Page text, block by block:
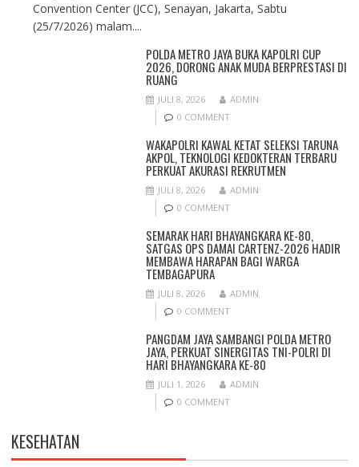
Convention Center (JCC), Senayan, Jakarta, Sabtu
(25/7/2026) malam....
POLDA METRO JAYA BUKA KAPOLRI CUP
2026, DORONG ANAK MUDA BERPRESTASI DI
RUANG
JULI 8, 2026
ADMIN
0 COMMENT
WAKAPOLRI KAWAL KETAT SELEKSI TARUNA
AKPOL, TEKNOLOGI KEDOKTERAN TERBARU
PERKUAT AKURASI REKRUTMEN
JULI 8, 2026
ADMIN
0 COMMENT
SEMARAK HARI BHAYANGKARA KE-80,
SATGAS OPS DAMAI CARTENZ-2026 HADIR
MEMBAWA HARAPAN BAGI WARGA
TEMBAGAPURA
JULI 8, 2026
ADMIN
0 COMMENT
PANGDAM JAYA SAMBANGI POLDA METRO
JAYA, PERKUAT SINERGITAS TNI-POLRI DI
HARI BHAYANGKARA KE-80
JULI 1, 2026
ADMIN
0 COMMENT
KESEHATAN